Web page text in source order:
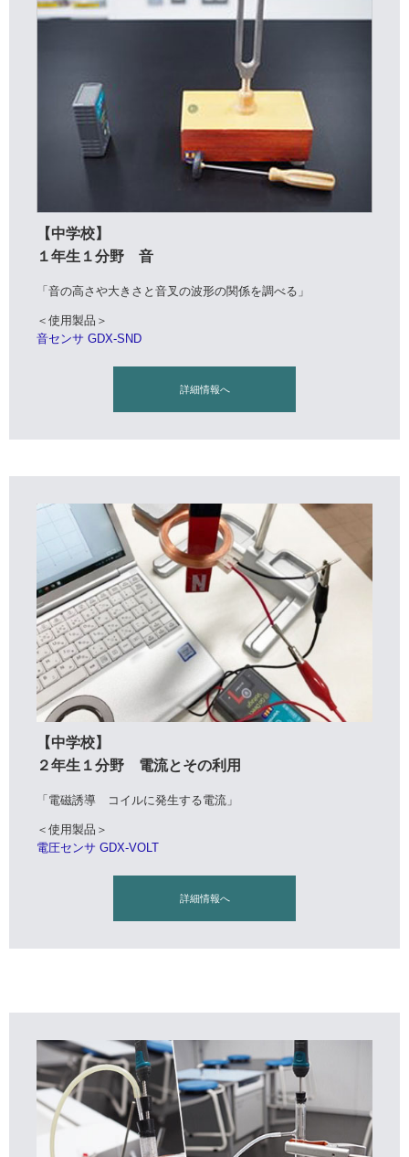
【中学校】
１年生１分野 音
「音の高さや大きさと音叉の波形の関係を調べる」
＜使用製品＞
音センサ GDX-SND
詳細情報へ
【中学校】
２年生１分野 電流とその利用
「電磁誘導 コイルに発生する電流」
＜使用製品＞
電圧センサ GDX-VOLT
詳細情報へ